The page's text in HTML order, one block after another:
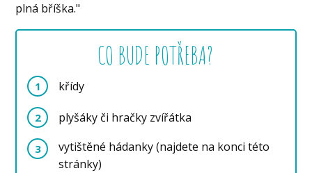
plná bříška."
CO BUDE POTŘEBA?
1 křídy
2 plyšáky či hračky zvířátka
3
vytištěné hádanky (najdete na konci této
stránky)